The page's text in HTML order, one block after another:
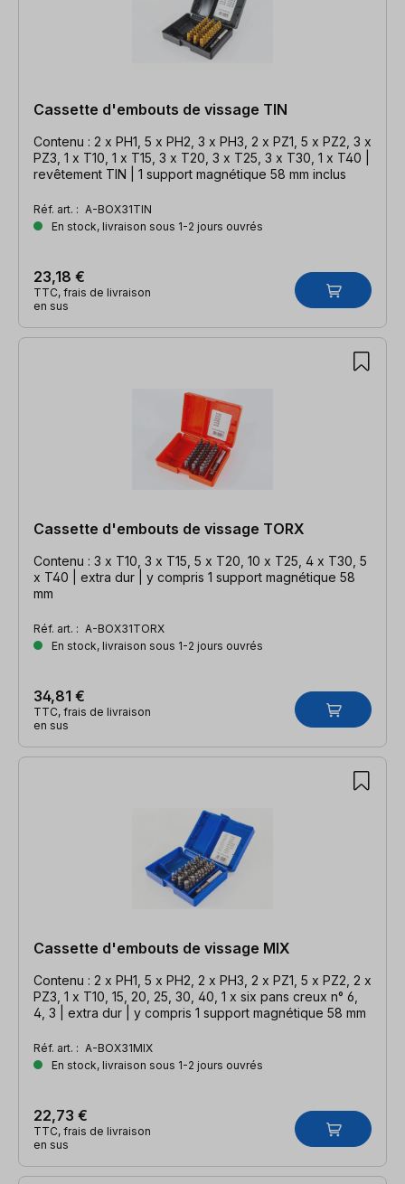
Cassette d'embouts de vissage TIN
Contenu : 2 x PH1, 5 x PH2, 3 x PH3, 2 x PZ1, 5 x PZ2, 3 x
PZ3, 1 x T10, 1 x T15, 3 x T20, 3 x T25, 3 x T30, 1 x T40 |
revêtement TIN | 1 support magnétique 58 mm inclus
Réf. art. : A-BOX31TIN
En stock, livraison sous 1-2 jours ouvrés
23,18 €
TTC, frais de livraison
en sus
Cassette d'embouts de vissage TORX
Contenu : 3 x T10, 3 x T15, 5 x T20, 10 x T25, 4 x T30, 5
x T40 | extra dur | y compris 1 support magnétique 58
mm
Réf. art. : A-BOX31TORX
En stock, livraison sous 1-2 jours ouvrés
34,81 €
TTC, frais de livraison
en sus
Cassette d'embouts de vissage MIX
Contenu : 2 x PH1, 5 x PH2, 2 x PH3, 2 x PZ1, 5 x PZ2, 2 x
PZ3, 1 x T10, 15, 20, 25, 30, 40, 1 x six pans creux n° 6,
4, 3 | extra dur | y compris 1 support magnétique 58 mm
Réf. art. : A-BOX31MIX
En stock, livraison sous 1-2 jours ouvrés
22,73 €
TTC, frais de livraison
en sus